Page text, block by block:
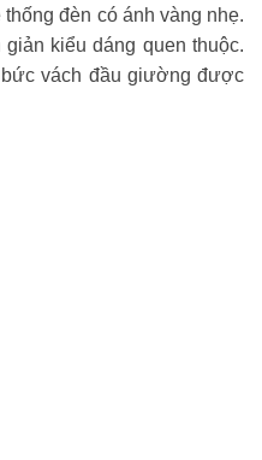
đèn có ánh vàng nhẹ.
kiểu dáng quen thuộc.
vách đầu giường được